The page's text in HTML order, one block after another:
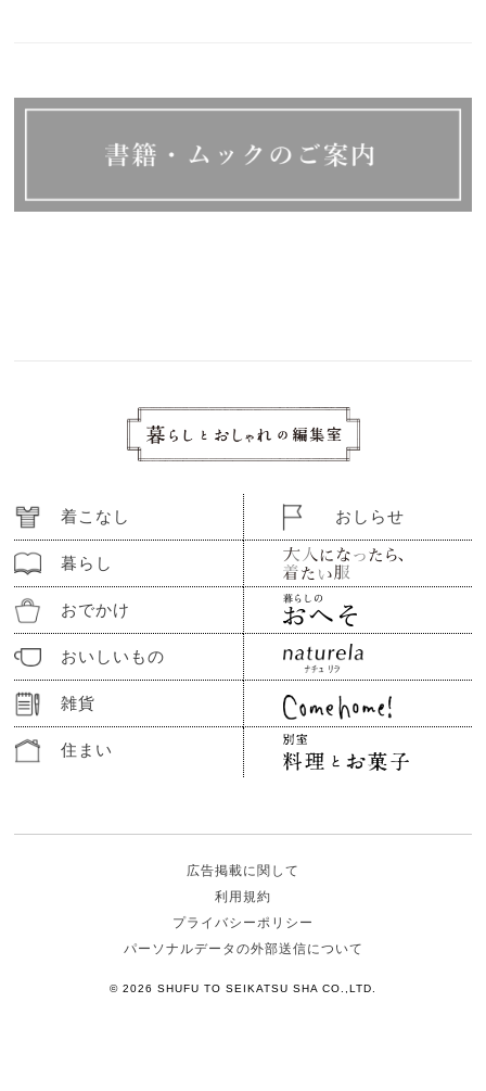
着こなし
暮らし
おでかけ
おいしいもの
雑貨
住まい
おしらせ
広告掲載に関して
利用規約
プライバシーポリシー
パーソナルデータの外部送信について
© 2026 SHUFU TO SEIKATSU SHA CO.,LTD.